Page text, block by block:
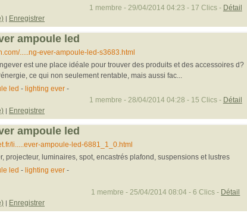
| Enregistrer
1 membre - 29/04/2014 04:23 - 17 Clics - Détail
ampoule led
.....ng-ever-ampoule-led-s3683.html
est une place idéale pour trouver des produits et des accessoires d?
ce qui non seulement rentable, mais aussi fac...
led - lighting ever-
| Enregistrer
1 membre - 28/04/2014 04:28 - 15 Clics - Détail
ampoule led
li.....ever-ampoule-led-6881_1_0.html
projecteur, luminaires, spot, encastrés plafond, suspensions et lustres
led - lighting ever-
| Enregistrer
1 membre - 25/04/2014 08:04 - 6 Clics - Détail